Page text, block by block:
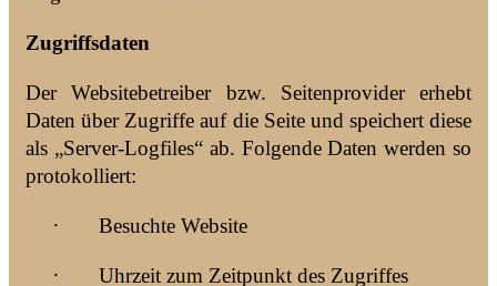
Zugriffsdaten
Der Websitebetreiber bzw. Seitenprovider erhebt
Daten über Zugriffe auf die Seite und speichert diese
als „Server-Logfiles“ ab. Folgende Daten werden so
protokolliert:
· Besuchte Website
· Uhrzeit zum Zeitpunkt des Zugriffes